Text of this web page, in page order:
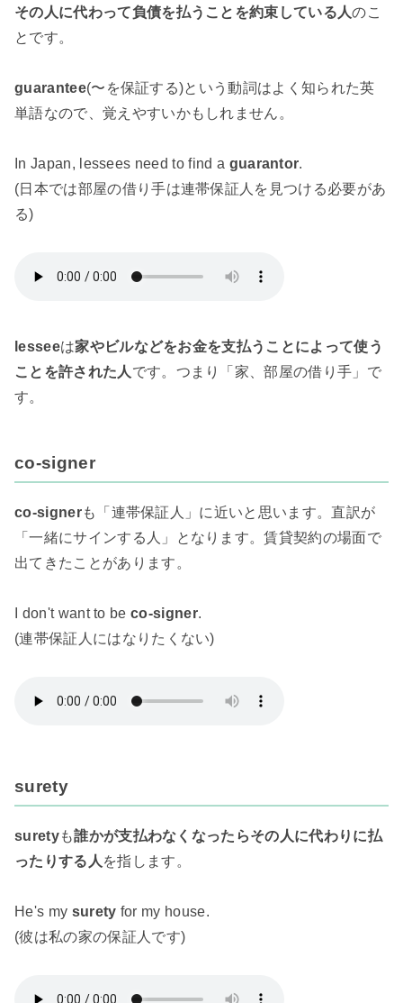
その人に代わって負債を払うことを約束している人のこ
とです。
guarantee(〜を保証する)という動詞はよく知られた英
単語なので、覚えやすいかもしれません。
In Japan, lessees need to find a guarantor.
(日本では部屋の借り手は連帯保証人を見つける必要があ
る)
lesseeは家やビルなどをお金を支払うことによって使う
ことを許された人 です。つまり「家、部屋の借り手」で
す。
co-signer
co-signerも「連帯保証人」に近いと思います。直訳が
「一緒にサインする人」となります。賃貸契約の場面で
出てきたことがあります。
I don't want to beco-signer.
(連帯保証人にはなりたくない)
surety
suretyも誰かが支払わなくなったらその人に代わりに払
ったりする人 を指します。
He's my surety for my house.
(彼は私の家の保証人です)